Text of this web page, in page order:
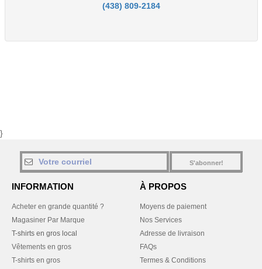
(438) 809-2184
}
S'abonner!
INFORMATION
Acheter en grande quantité ?
Magasiner Par Marque
T-shirts en gros local
Vêtements en gros
T-shirts en gros
À PROPOS
Moyens de paiement
Nos Services
Adresse de livraison
FAQs
Termes & Conditions